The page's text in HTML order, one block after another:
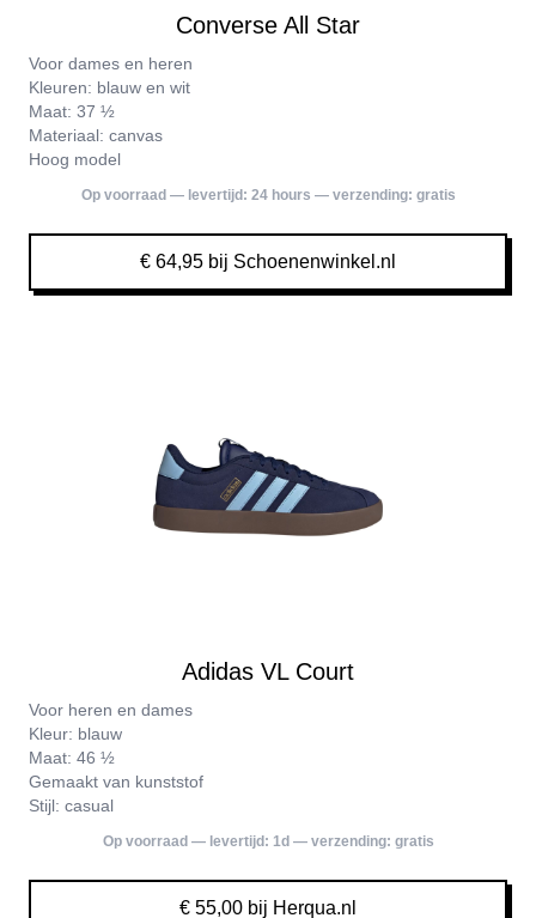
Converse All Star
Voor dames en heren
Kleuren: blauw en wit
Maat: 37 ½
Materiaal: canvas
Hoog model
Op voorraad — levertijd: 24 hours — verzending: gratis
€ 64,95 bij Schoenenwinkel.nl
Adidas VL Court
Voor heren en dames
Kleur: blauw
Maat: 46 ½
Gemaakt van kunststof
Stijl: casual
Op voorraad — levertijd: 1d — verzending: gratis
€ 55,00 bij Herqua.nl